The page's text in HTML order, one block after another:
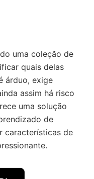
uma coleção de
quais delas
árduo, exige
assim há risco
uma solução
de
características de